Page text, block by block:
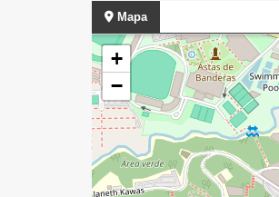
Mapa
+
−